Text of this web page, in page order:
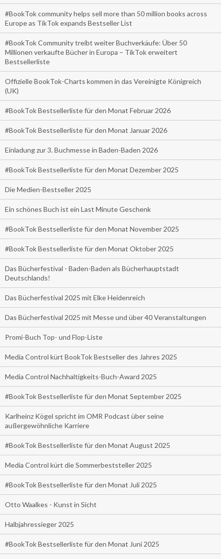
#BookTok community helps sell more than 50 million books across
Europe as TikTok expands Bestseller List
#BookTok Community treibt weiter Buchverkäufe: Über 50
Millionen verkaufte Bücher in Europa – TikTok erweitert
Bestsellerliste
Offizielle BookTok-Charts kommen in das Vereinigte Königreich
(UK)
#BookTok Bestsellerliste für den Monat Februar 2026
#BookTok Bestsellerliste für den Monat Januar 2026
Einladung zur 3. Buchmesse in Baden-Baden 2026
#BookTok Bestsellerliste für den Monat Dezember 2025
Die Medien-Bestseller 2025
Ein schönes Buch ist ein Last Minute Geschenk
#BookTok Bestsellerliste für den Monat November 2025
#BookTok Bestsellerliste für den Monat Oktober 2025
Das Bücherfestival - Baden-Baden als Bücherhauptstadt
Deutschlands!
Das Bücherfestival 2025 mit Elke Heidenreich
Das Bücherfestival 2025 mit Messe und über 40 Veranstaltungen
Promi-Buch Top- und Flop-Liste
Media Control kürt BookTok Bestseller des Jahres 2025
Media Control Nachhaltigkeits-Buch-Award 2025
#BookTok Bestsellerliste für den Monat September 2025
Karlheinz Kögel spricht im OMR Podcast über seine
außergewöhnliche Karriere
#BookTok Bestsellerliste für den Monat August 2025
Media Control kürt die Sommerbeststeller 2025
#BookTok Bestsellerliste für den Monat Juli 2025
Otto Waalkes - Kunst in Sicht
Halbjahressieger 2025
#BookTok Bestsellerliste für den Monat Juni 2025